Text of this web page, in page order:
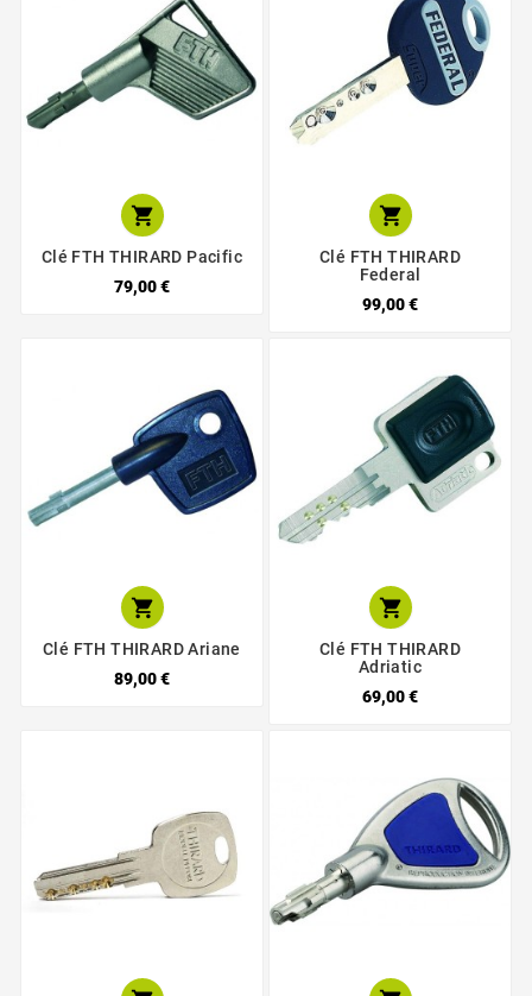

Clé FTH THIRARD Pacific
79,00 €

Clé FTH THIRARD
Federal
99,00 €

Clé FTH THIRARD Ariane
89,00 €

Clé FTH THIRARD
Adriatic
69,00 €